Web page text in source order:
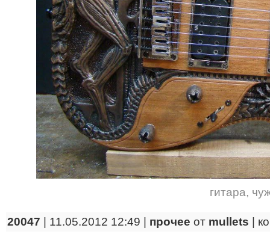
гитара,
20047 | 11.05.2012 12:49 | прочее от mullets